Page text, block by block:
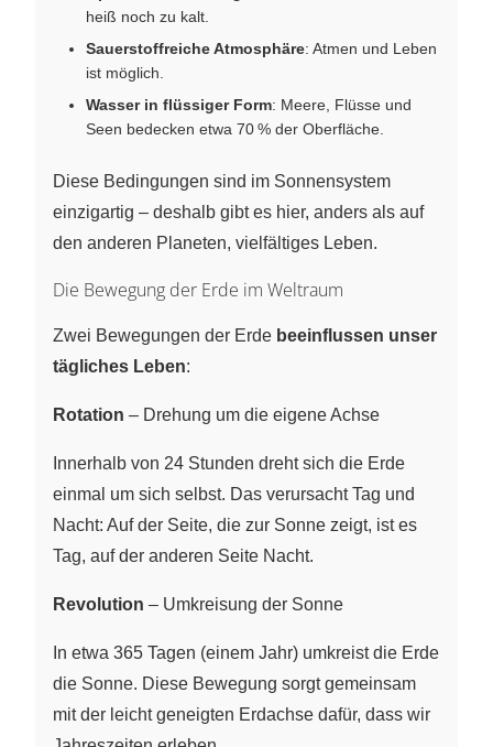
heiß noch zu kalt.
Sauerstoffreiche Atmosphäre: Atmen und Leben
ist möglich.
Wasser in flüssiger Form: Meere, Flüsse und
Seen bedecken etwa 70 % der Oberfläche.
Diese Bedingungen sind im Sonnensystem
einzigartig – deshalb gibt es hier, anders als auf
den anderen Planeten, vielfältiges Leben.
Die Bewegung der Erde im Weltraum
Zwei Bewegungen der Erde beeinflussen unser
tägliches Leben:
Rotation – Drehung um die eigene Achse
Innerhalb von 24 Stunden dreht sich die Erde
einmal um sich selbst. Das verursacht Tag und
Nacht: Auf der Seite, die zur Sonne zeigt, ist es
Tag, auf der anderen Seite Nacht.
Revolution – Umkreisung der Sonne
In etwa 365 Tagen (einem Jahr) umkreist die Erde
die Sonne. Diese Bewegung sorgt gemeinsam
mit der leicht geneigten Erdachse dafür, dass wir